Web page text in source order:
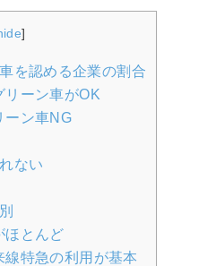
]
を認める企業の割合
リーン車がOK
ーン車NG
ない
ほとんど
特急の利用が基本